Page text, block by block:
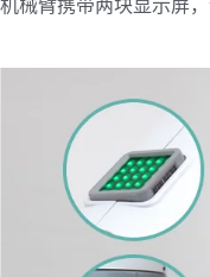
机械臂携带两块显示屏